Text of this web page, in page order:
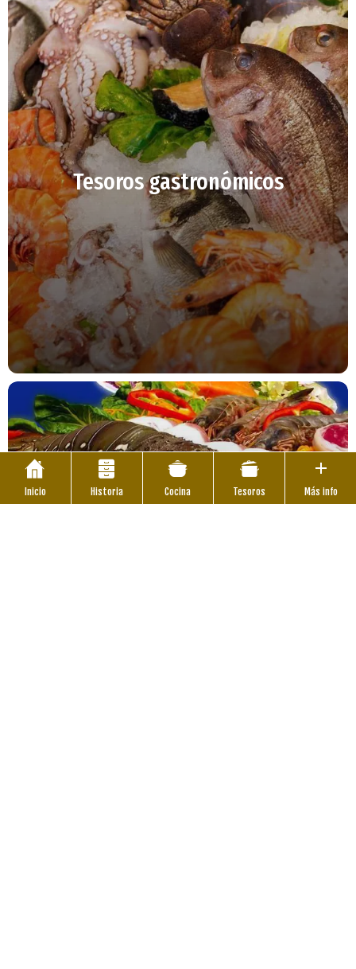
Tesoros gastronómicos
Inicio Historia Cocina Tesoros Más info